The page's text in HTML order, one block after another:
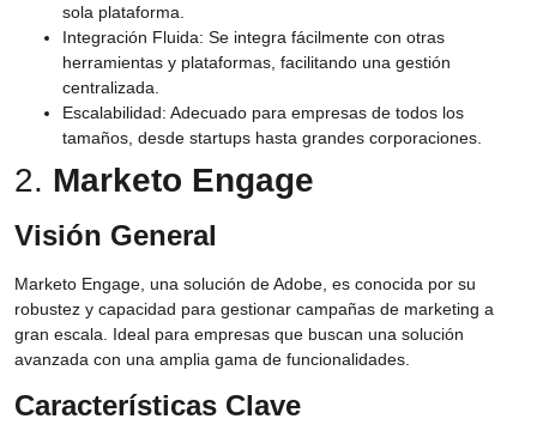
sola plataforma.
Integración Fluida: Se integra fácilmente con otras
herramientas y plataformas, facilitando una gestión
centralizada.
Escalabilidad: Adecuado para empresas de todos los
tamaños, desde startups hasta grandes corporaciones.
2. Marketo Engage
Visión General
Marketo Engage, una solución de Adobe, es conocida por su
robustez y capacidad para gestionar campañas de marketing a
gran escala. Ideal para empresas que buscan una solución
avanzada con una amplia gama de funcionalidades.
Características Clave